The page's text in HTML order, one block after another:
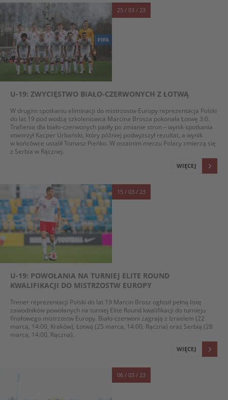
25 / 03 / 23
U-19: ZWYCIĘSTWO BIAŁO-CZERWONYCH Z ŁOTWĄ
W drugim spotkaniu eliminacji do mistrzostw Europy reprezentacja Polski
do lat 19 pod wodzą szkoleniowca Marcina Brosza pokonała Łotwę 3:0.
Trafienia dla biało-czerwonych padły po zmianie stron – wynik spotkania
otworzył Kacper Urbański, który później podwyższył rezultat, a wynik
w końcówce ustalił Tomasz Pieńko. W ostatnim meczu Polacy zmierzą się
z Serbia w Rącznej.
WIĘCEJ
15 / 03 / 23
U-19: POWOŁANIA NA TURNIEJ ELITE ROUND
KWALIFIKACJI DO MISTRZOSTW EUROPY
Trener reprezentacji Polski do lat 19 Marcin Brosz ogłosił pełną listę
zawodników powołanych na turniej Elite Round kwalifikacji do turnieju
finałowego mistrzostw Europy. Biało-czerwoni zagrają z Izraelem (22
marca, 14:00, Kraków), Łotwą (25 marca, 14:00, Rączna) oraz Serbią (28
marca, 14:00, Rączna).
WIĘCEJ
06 / 03 / 23